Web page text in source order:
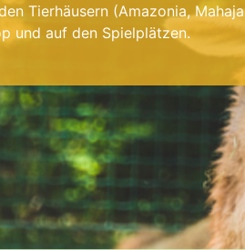
Tierhäusern (Amazonia,
und auf den Spielplätzen.